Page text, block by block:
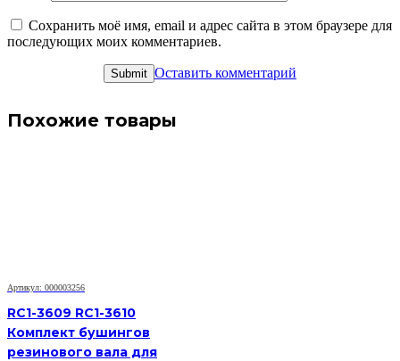
Сохранить моё имя, email и адрес сайта в этом браузере для
последующих моих комментариев.
Оставить комментарий
Похожие товары
Артикул: 000003256
RC1-3609 RC1-3610
Комплект бушингов
резинового вала для